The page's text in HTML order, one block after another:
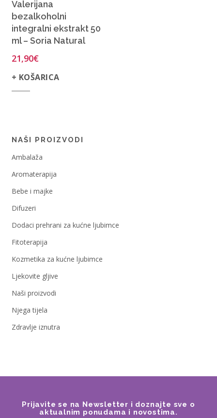
Valerijana
bezalkoholni
integralni ekstrakt 50
ml – Soria Natural
21,90€
+ KOŠARICA
NAŠI PROIZVODI
Ambalaža
Aromaterapija
Bebe i majke
Difuzeri
Dodaci prehrani za kućne ljubimce
Fitoterapija
Kozmetika za kućne ljubimce
Ljekovite gljive
Naši proizvodi
Njega tijela
Zdravlje iznutra
Prijavite se na Newsletter i doznajte sve o
aktualnim ponudama i novostima.